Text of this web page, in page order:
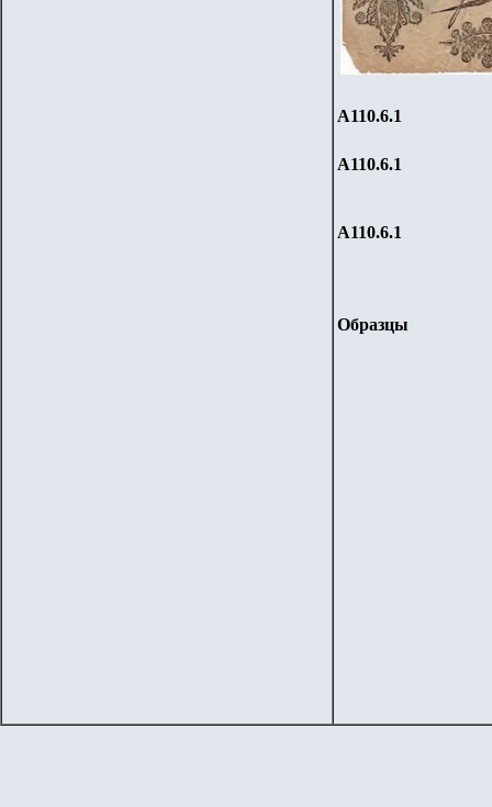
А110.6.1
А110.6.1
А110.6.1
Образцы